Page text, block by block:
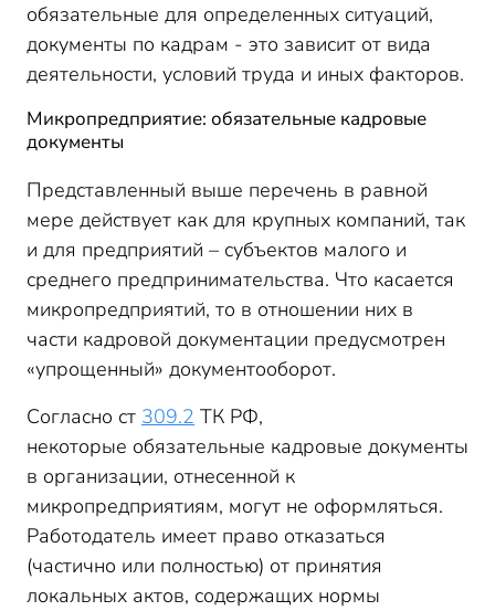
обязательные для определенных ситуаций,
документы по кадрам - это зависит от вида
деятельности, условий труда и иных факторов.
Микропредприятие: обязательные кадровые
документы
Представленный выше перечень в равной
мере действует как для крупных компаний, так
и для предприятий – субъектов малого и
среднего предпринимательства. Что касается
микропредприятий, то в отношении них в
части кадровой документации предусмотрен
«упрощенный» документооборот.
Согласно ст 309.2 ТК РФ,
некоторые обязательные кадровые документы
в организации, отнесенной к
микропредприятиям, могут не оформляться.
Работодатель имеет право отказаться
(частично или полностью) от принятия
локальных актов, содержащих нормы